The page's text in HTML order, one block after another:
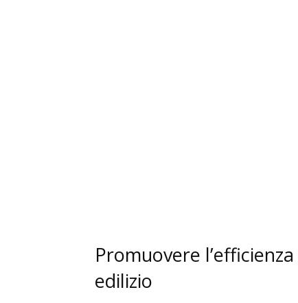
Promuovere
edilizio